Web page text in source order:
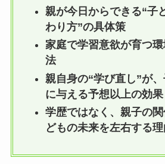
親が今日からできる“子
わり方”の具体策
家庭で学習意欲が育つ
法
親自身の“学び直し”が
に与える予想以上の効果
学歴ではなく、親子の
どもの未来を左右する理